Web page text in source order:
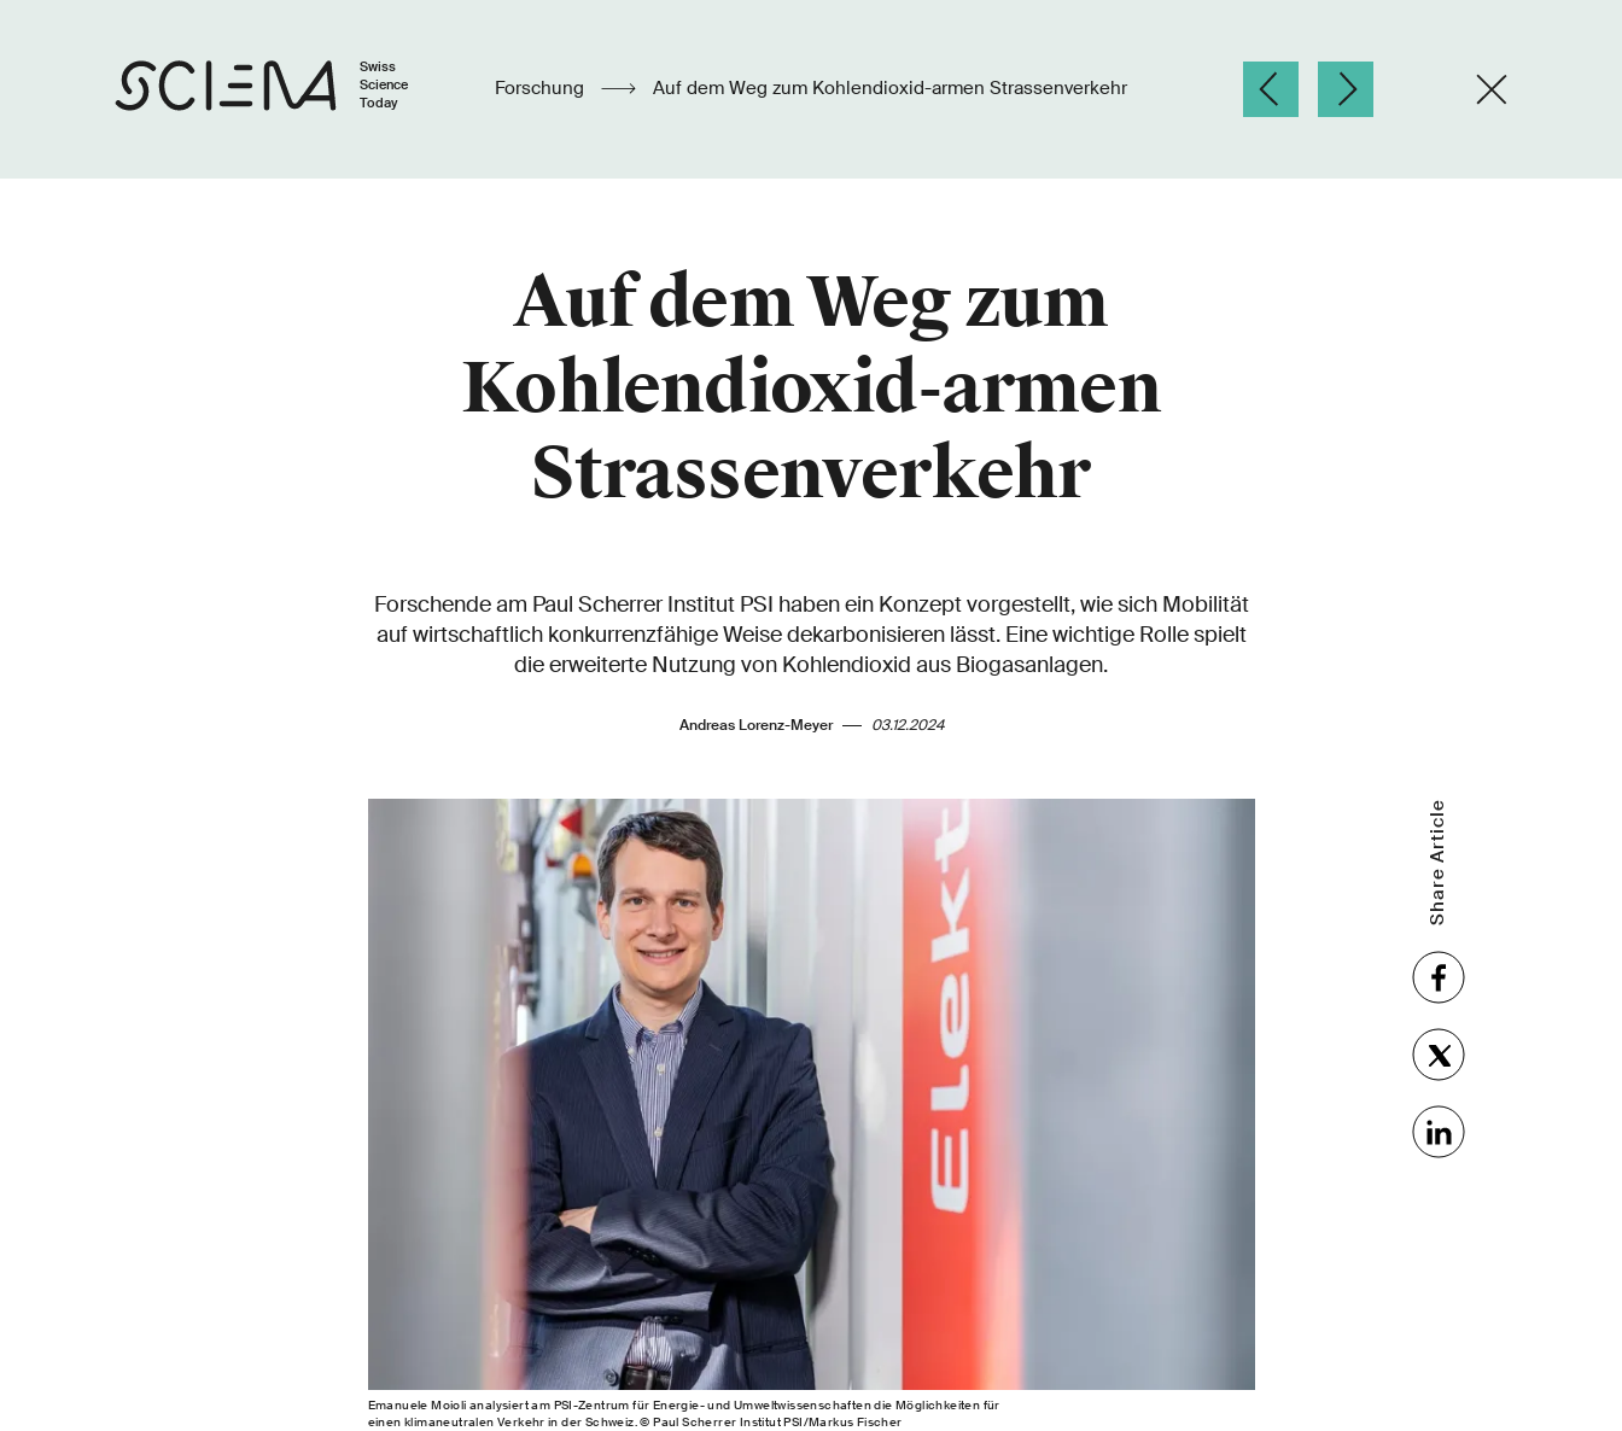
Swiss
Science
Today
Forschung Auf dem Weg zum Kohlendioxid-armen Strassenverkehr
Auf dem Weg zum
Kohlendioxid-armen
Strassenverkehr
Forschende am Paul Scherrer Institut PSI haben ein Konzept vorgestellt, wie sich Mobilität
auf wirtschaftlich konkurrenzfähige Weise dekarbonisieren lässt. Eine wichtige Rolle spielt
die erweiterte Nutzung von Kohlendioxid aus Biogasanlagen.
Andreas Lorenz-Meyer 03.12.2024
Emanuele Moioli analysiert am PSI-Zentrum für Energie- und Umweltwissenschaften die Möglichkeiten für
einen klimaneutralen Verkehr in der Schweiz. © Paul Scherrer Institut PSI/Markus Fischer
Share Article